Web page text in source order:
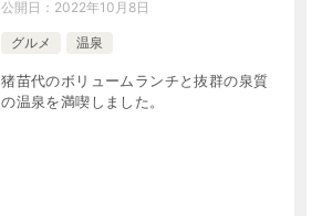
公開日： 2022年10月8日
グルメ 温泉
猪苗代のボリュームランチと抜群の泉質
の温泉を満喫しました。